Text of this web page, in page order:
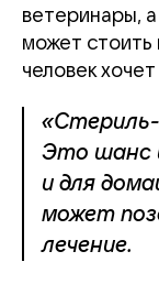
ветеринары,
может стоить
человек
Это шанс
и для
может
лечение.